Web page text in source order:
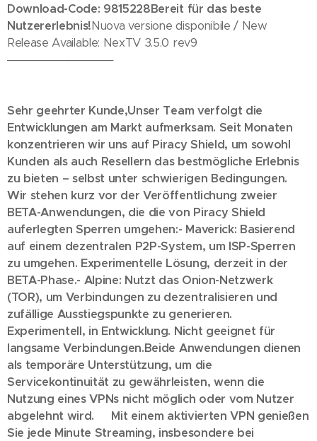
Download-Code: 9815228Bereit für das beste
Nutzererlebnis!Nuova versione disponibile / New
Release Available: NexTV 3.5.0 rev9
──────────────
Sehr geehrter Kunde,Unser Team verfolgt die
Entwicklungen am Markt aufmerksam. Seit Monaten
konzentrieren wir uns auf Piracy Shield, um sowohl
Kunden als auch Resellern das bestmögliche Erlebnis
zu bieten – selbst unter schwierigen Bedingungen.
Wir stehen kurz vor der Veröffentlichung zweier
BETA-Anwendungen, die die von Piracy Shield
auferlegten Sperren umgehen:- Maverick: Basierend
auf einem dezentralen P2P-System, um ISP-Sperren
zu umgehen. Experimentelle Lösung, derzeit in der
BETA-Phase.- Alpine: Nutzt das Onion-Netzwerk
(TOR), um Verbindungen zu dezentralisieren und
zufällige Ausstiegspunkte zu generieren.
Experimentell, in Entwicklung. Nicht geeignet für
langsame Verbindungen.Beide Anwendungen dienen
als temporäre Unterstützung, um die
Servicekontinuität zu gewährleisten, wenn die
Nutzung eines VPNs nicht möglich oder vom Nutzer
abgelehnt wird. 📌 Mit einem aktivierten VPN genießen
Sie jede Minute Streaming, insbesondere bei